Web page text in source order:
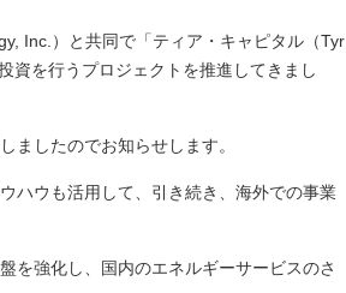
Inc.）と共同で「ティア・キャピタル（Tyr
資を行うプロジェクトを推進してきまし
ましたのでお知らせします。
ハウも活用して、引き続き、海外での事業
を強化し、国内のエネルギーサービスのさ